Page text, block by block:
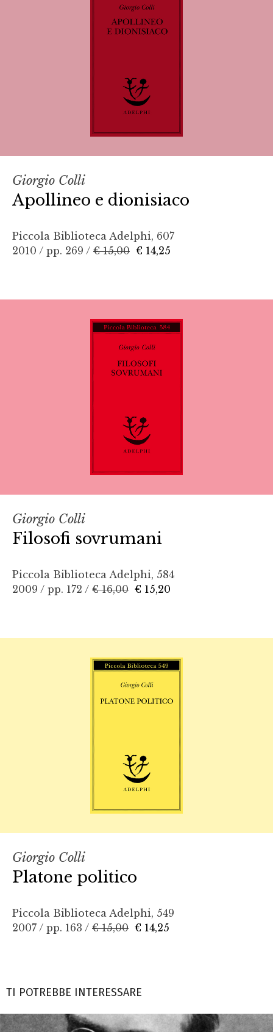
Giorgio Colli
Apollineo e dionisiaco
Piccola Biblioteca Adelphi, 607
2010 / pp. 269 / € 15,00 € 14,25
Giorgio Colli
Filosofi sovrumani
Piccola Biblioteca Adelphi, 584
2009 / pp. 172 / € 16,00 € 15,20
Giorgio Colli
Platone politico
Piccola Biblioteca Adelphi, 549
2007 / pp. 163 / € 15,00 € 14,25
TI POTREBBE INTERESSARE